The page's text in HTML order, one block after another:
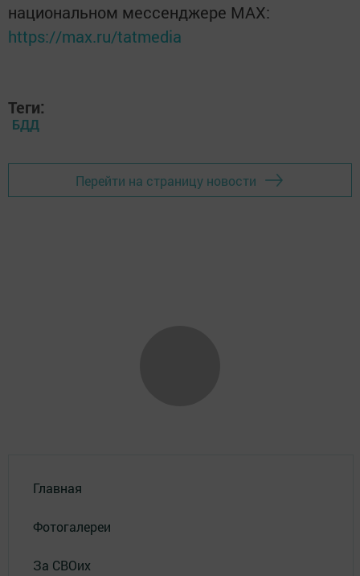
национальном мессенджере MАХ:
https://max.ru/tatmedia
Теги:
БДД
Перейти на страницу новости
Главная
Фотогалереи
За СВОих